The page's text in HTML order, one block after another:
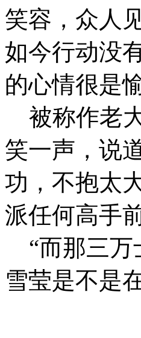
笑容，众人
如今行动没
的心情很是
被称作老
笑一声，说
功，不抱太
派任何高手
“而那三万
雪莹是不是